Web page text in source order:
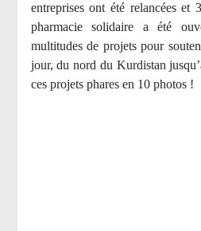
entreprises ont été relancées et
pharmacie solidaire a été
multitudes de projets pour
jour, du nord du Kurdistan
ces projets phares en 10 photos !